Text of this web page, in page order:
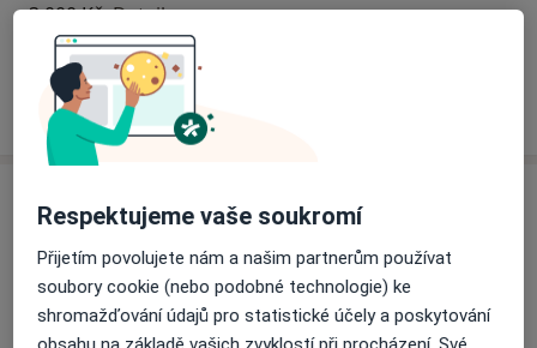
3 000 Kč Detaily
Jak fungují ceny?
Psychoterapie a poradenství Miroslav
Polívka
Letohradská 755/50,Výtahem do 5. patra,Praha 7,
Praha170 00
Respektujeme vaše soukromí
Přijetím povolujete nám a našim partnerům používat
soubory cookie (nebo podobné technologie) ke
shromažďování údajů pro statistické účely a poskytování